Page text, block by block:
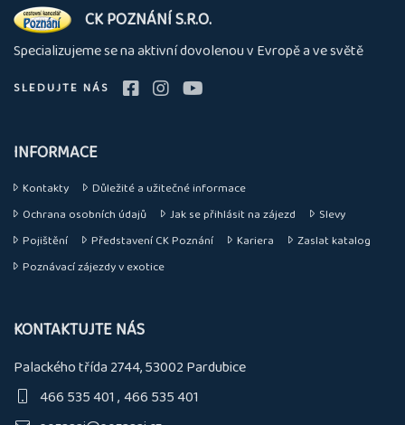
O
nás
CK POZNÁNÍ S.R.O.
Specializujeme se na aktivní dovolenou v Evropě a ve světě
SLEDUJTE NÁS
INFORMACE
Kontakty
Důležité a užitečné informace
Ochrana osobních údajů
Jak se přihlásit na zájezd
Slevy
Pojištění
Představení CK Poznání Kariera
Zaslat katalog
Poznávací zájezdy v exotice
KONTAKTUJTE NÁS
Palackého třída 2744, 53002 Pardubice
466 535 401 466 535 401